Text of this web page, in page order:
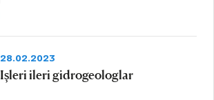
28.02.2023
Işleri ileri gidrogeologlar